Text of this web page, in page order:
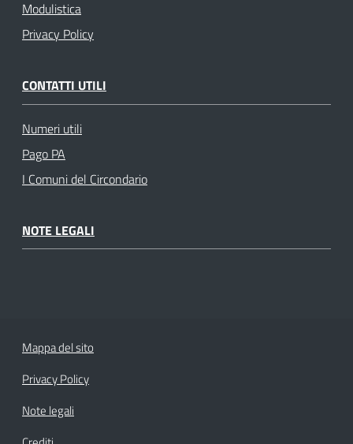
Modulistica
Privacy Policy
CONTATTI UTILI
Numeri utili
Pago PA
I Comuni del Circondario
NOTE LEGALI
Mappa del sito
Privacy Policy
Note legali